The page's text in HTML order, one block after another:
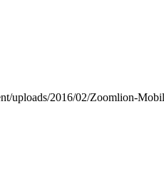
uploads/2016/02/Zoomlion-